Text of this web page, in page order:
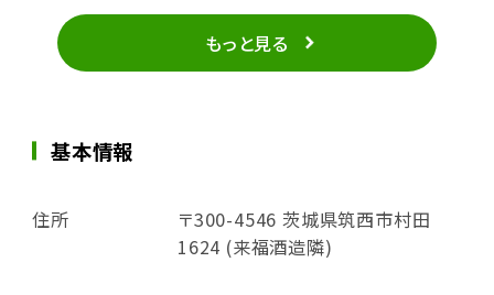
もっと見る
基本情報
住所
〒300-4546 茨城県筑西市村田
1624 (来福酒造隣)